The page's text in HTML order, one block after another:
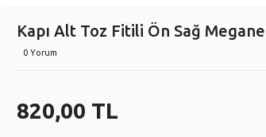
Kapı Alt Toz Fitili Ön Sağ
0 Yorum
820,00 TL